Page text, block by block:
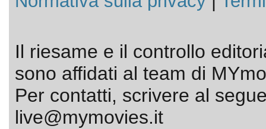
Il riesame e il controllo
sono affidati al team di
Per contatti, scrivere al
live@mymovies.it